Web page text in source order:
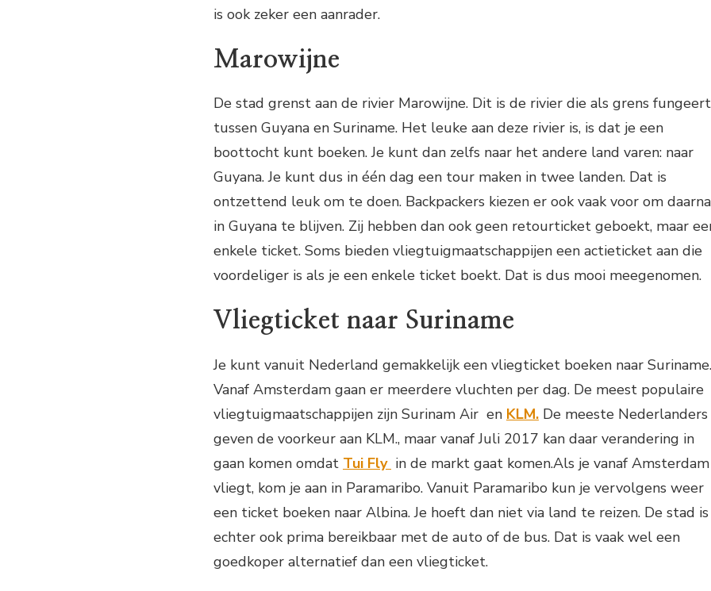
is ook zeker een aanrader.
Marowijne
De stad grenst aan de rivier Marowijne. Dit is de rivier die als grens fungeert
tussen Guyana en Suriname. Het leuke aan deze rivier is, is dat je een
boottocht kunt boeken. Je kunt dan zelfs naar het andere land varen: naar
Guyana. Je kunt dus in één dag een tour maken in twee landen. Dat is
ontzettend leuk om te doen. Backpackers kiezen er ook vaak voor om daarna
in Guyana te blijven. Zij hebben dan ook geen retourticket geboekt, maar
enkele ticket. Soms bieden vliegtuigmaatschappijen een actieticket aan die
voordeliger is als je een enkele ticket boekt. Dat is dus mooi meegenomen.
Vliegticket naar Suriname
Je kunt vanuit Nederland gemakkelijk een vliegticket boeken naar Suriname.
Vanaf Amsterdam gaan er meerdere vluchten per dag. De meest populaire
vliegtuigmaatschappijen zijn Surinam Air en KLM. De meeste Nederlanders
geven de voorkeur aan KLM., maar vanaf Juli 2017 kan daar verandering in
gaan komen omdat Tui Fly in de markt gaat komen.Als je vanaf Amsterdam
vliegt, kom je aan in Paramaribo. Vanuit Paramaribo kun je vervolgens weer
een ticket boeken naar Albina. Je hoeft dan niet via land te reizen. De stad is
echter ook prima bereikbaar met de auto of de bus. Dat is vaak wel een
goedkoper alternatief dan een vliegticket.